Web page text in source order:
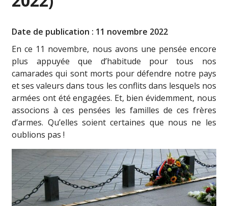
Date de publication : 11 novembre 2022
En ce 11 novembre, nous avons une pensée encore
plus appuyée que d’habitude pour tous nos
camarades qui sont morts pour défendre notre pays
et ses valeurs dans tous les conflits dans lesquels nos
armées ont été engagées. Et, bien évidemment, nous
associons à ces pensées les familles de ces frères
d’armes. Qu’elles soient certaines que nous ne les
oublions pas !